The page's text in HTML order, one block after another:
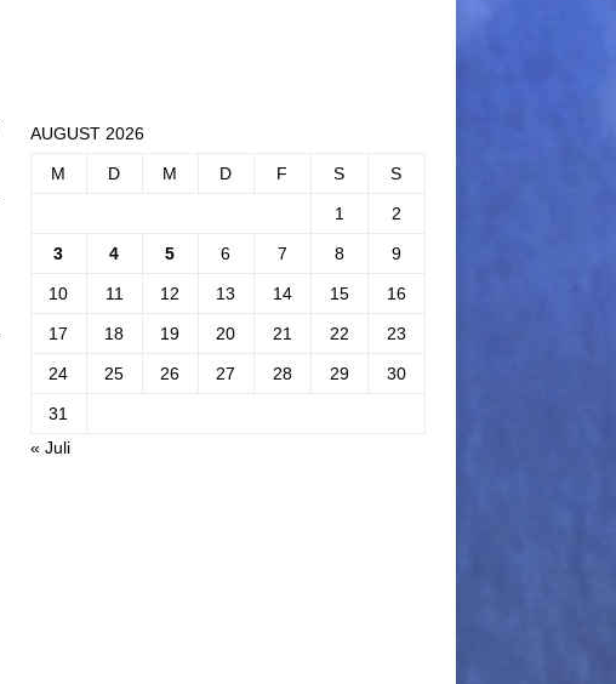
AUGUST 2026
M D M D F S S
1 2
3 4 5 6 7 8 9
10 11 12 13 14 15 16
17 18 19 20 21 22 23
24 25 26 27 28 29 30
31
« Juli